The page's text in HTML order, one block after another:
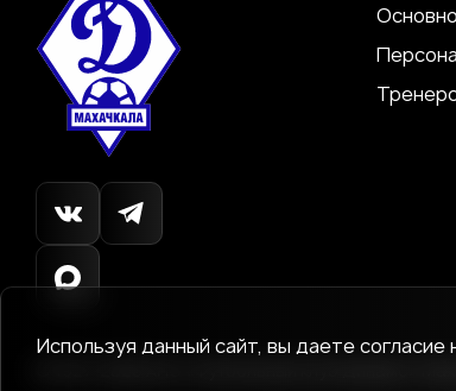
Используя данный сайт, вы даете